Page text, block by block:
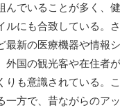
んでいることが多く、
ルにも合致している。
最新の医療機器や情報
外国の観光客や在住者
りも意識されている。
一方で、昔ながらのア